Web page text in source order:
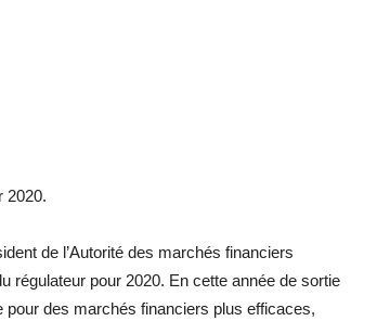
2020.
de l’Autorité des marchés financiers
régulateur pour 2020. En cette année de sortie
pour des marchés financiers plus efficaces,